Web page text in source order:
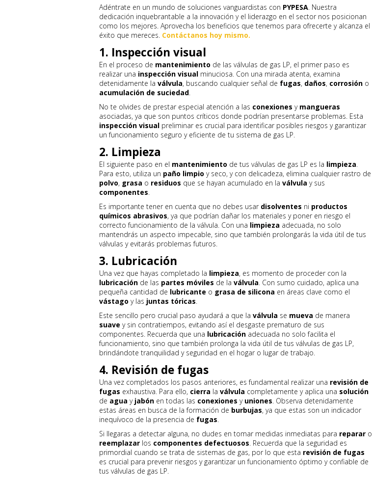
Adéntrate en un mundo de soluciones vanguardistas con PYPESA. Nuestra
dedicación inquebrantable a la innovación y el liderazgo en el sector nos posicionan
como los mejores. Aprovecha los beneficios que tenemos para ofrecerte y alcanza el
éxito que mereces. Contáctanos hoy mismo.
1. Inspección visual
En el proceso de mantenimiento de las válvulas de gas LP, el primer paso es
realizar una inspección visual minuciosa. Con una mirada atenta, examina
detenidamente la válvula, buscando cualquier señal de fugas, daños, corrosión o
acumulación de suciedad.
No te olvides de prestar especial atención a las conexiones y mangueras
asociadas, ya que son puntos críticos donde podrían presentarse problemas. Esta
inspección visual preliminar es crucial para identificar posibles riesgos y garantizar
un funcionamiento seguro y eficiente de tu sistema de gas LP.
2. Limpieza
El siguiente paso en el mantenimiento de tus válvulas de gas LP es la limpieza.
Para esto, utiliza un paño limpio y seco, y con delicadeza, elimina cualquier rastro de
polvo, grasa o residuos que se hayan acumulado en la válvula y sus
componentes.
Es importante tener en cuenta que no debes usar disolventes ni productos
químicos abrasivos, ya que podrían dañar los materiales y poner en riesgo el
correcto funcionamiento de la válvula. Con una limpieza adecuada, no solo
mantendrás un aspecto impecable, sino que también prolongarás la vida útil de tus
válvulas y evitarás problemas futuros.
3. Lubricación
Una vez que hayas completado la limpieza, es momento de proceder con la
lubricación de las partes móviles de la válvula. Con sumo cuidado, aplica una
pequeña cantidad de lubricante o grasa de silicona en áreas clave como el
vástago y las juntas tóricas.
Este sencillo pero crucial paso ayudará a que la válvula se mueva de manera
suave y sin contratiempos, evitando así el desgaste prematuro de sus
componentes. Recuerda que una lubricación adecuada no solo facilita el
funcionamiento, sino que también prolonga la vida útil de tus válvulas de gas LP,
brindándote tranquilidad y seguridad en el hogar o lugar de trabajo.
4. Revisión de fugas
Una vez completados los pasos anteriores, es fundamental realizar una revisión de
fugas exhaustiva. Para ello, cierra la válvula completamente y aplica una solución
de agua y jabón en todas las conexiones y uniones. Observa detenidamente
estas áreas en busca de la formación de burbujas, ya que estas son un indicador
inequívoco de la presencia de fugas.
Si llegaras a detectar alguna, no dudes en tomar medidas inmediatas para reparar o
reemplazar los componentes defectuosos. Recuerda que la seguridad es
primordial cuando se trata de sistemas de gas, por lo que esta revisión de fugas
es crucial para prevenir riesgos y garantizar un funcionamiento óptimo y confiable de
tus válvulas de gas LP.